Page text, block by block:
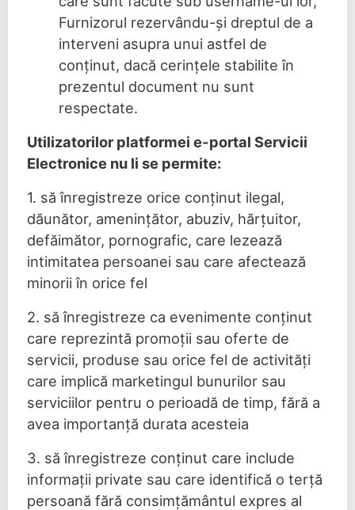
Furnizorul rezervându-și dreptul de a
interveni asupra unui astfel de
conținut, dacă cerințele stabilite în
prezentul document nu sunt
respectate.
Utilizatorilorplatformei e-portal Servicii
Electronice nu li se permite:
1. să înregistreze orice conținut ilegal,
dăunător, amenințător, abuziv, hărțuitor,
defăimător, pornografic, care lezează
intimitatea persoanei sau care afectează
minorii în orice fel
2. să înregistreze ca evenimente conținut
care reprezintă promoții sau oferte de
servicii, produse sau orice fel de activități
care implică marketingul bunurilor sau
serviciilor pentru o perioadă de timp, fără a
avea importanță durata acesteia
3. să înregistreze conținut care include
informații private sau care identifică o terță
persoană fără consimțământul expres al